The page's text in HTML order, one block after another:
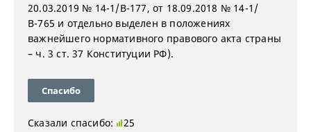
20.03.2019 № 14-1/В-177, от 18.09.2018 № 14-1/
В-765 и отдельно выделен в положениях
важнейшего нормативного правового акта страны
– ч. 3 ст. 37 Конституции РФ).
Спасибо
Сказали спасибо: 25